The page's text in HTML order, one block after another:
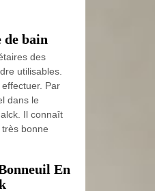
bain
des
utilisables.
Par
dans le
Il connaît
bonne
En